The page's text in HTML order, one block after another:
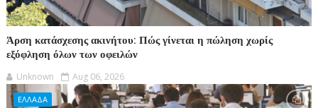
Άρση κατάσχεσης ακινήτου: Πώς γίνεται η πώληση χωρίς
εξόφληση όλων των οφειλών
Unknown Aug 06, 2026
ΕΛΛΑΔΑ